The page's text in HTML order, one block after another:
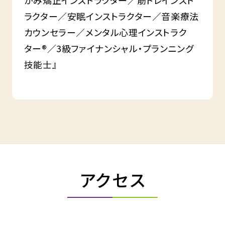
ラクター／安眠インストラクター／音楽療法
カウンセラー／メンタル心理インストラク
ター®／3級ファイナンシャル・プランニング
技能士』
アクセス